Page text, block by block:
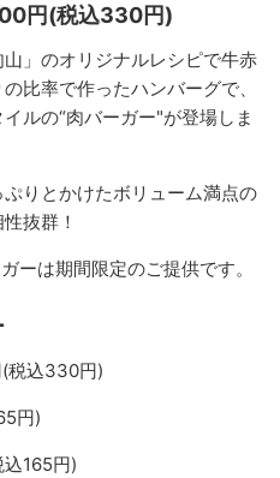
円(税込330円)
」のオリジナルレシピで牛赤
比率で作ったハンバーグで、
ルの“肉バーガー"が登場しま
りとかけたボリューム満点の
抜群！
ーは期間限定のご提供です。
(税込330円)
円)
込165円)